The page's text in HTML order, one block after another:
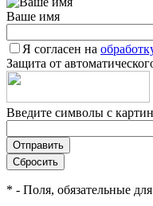
Ваше имя
Я согласен на
Защита от
Введите символы с
* - Поля, обязательные
Получайте
выбранный
Оставшиеся75
списыватьсяс
по